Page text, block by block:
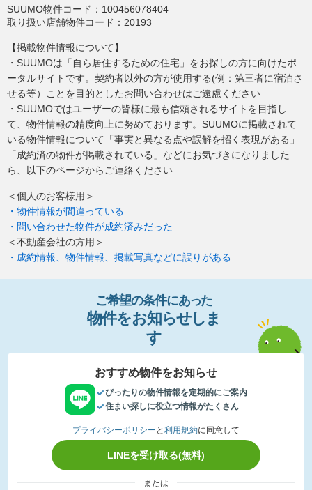
SUUMO物件コード： 100456078404
取り扱い店舗物件コード： 20193
【掲載物件情報について】
・SUUMOは「自ら居住するための住宅」をお探しの方に向けたポ
ータルサイトです。契約者以外の方が使用する(例：第三者に宿泊さ
せる等）ことを目的としたお問い合わせはご遠慮ください
・SUUMOではユーザーの皆様に最も信頼されるサイトを目指し
て、物件情報の精度向上に努めております。SUUMOに掲載されて
いる物件情報について「事実と異なる点や誤解を招く表現がある」
「成約済の物件が掲載されている」などにお気づきになりました
ら、以下のページからご連絡ください
＜個人のお客様用＞
・物件情報が間違っている
・問い合わせた物件が成約済みだった
＜不動産会社の方用＞
・成約情報、物件情報、掲載写真などに誤りがある
ご希望の条件にあった
物件をお知らせし ま
す
おすすめ物件をお知らせ
ぴったりの物件情報を定期的にご案内
住まい探しに役立つ情報がたくさん
プライバシーポリシー と 利用規約に同意して
LINEを受け取る(無料)
または